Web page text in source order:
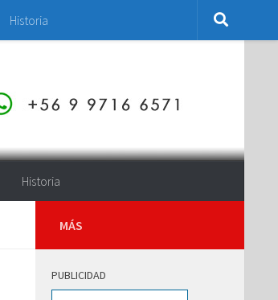
Historia
Historia
MÁS
PUBLICIDAD